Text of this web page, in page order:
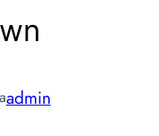
admin